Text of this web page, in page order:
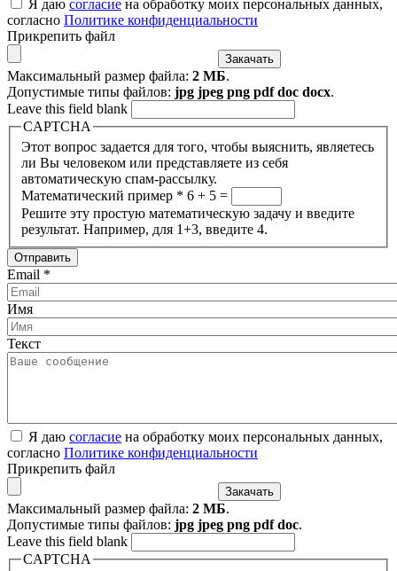
Я даю согласие на обработку моих персональных данных,
согласно Политике конфиденциальности
Прикрепить файл
Максимальный размер файла: 2 МБ.
Допустимые типы файлов: jpg jpeg png pdf doc docx.
Leave this field blank
CAPTCHA
Этот вопрос задается для того, чтобы выяснить, являетесь
ли Вы человеком или представляете из себя
автоматическую спам-рассылку.
Математический пример * 6 + 5 =
Решите эту простую математическую задачу и введите
результат. Например, для 1+3, введите 4.
Email *
Имя
Текст
Я даю согласие на обработку моих персональных данных,
согласно Политике конфиденциальности
Прикрепить файл
Максимальный размер файла: 2 МБ.
Допустимые типы файлов: jpg jpeg png pdf doc.
Leave this field blank
CAPTCHA